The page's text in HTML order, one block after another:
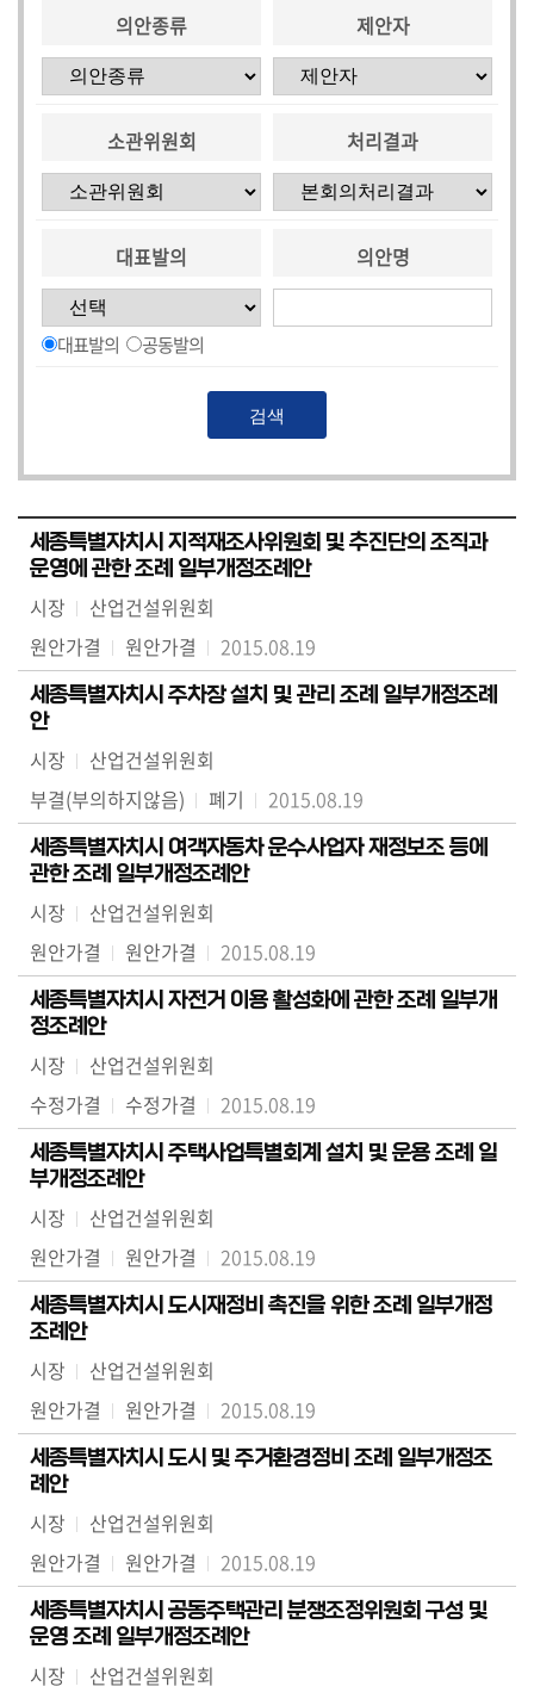
의안종류 제안자
소관위원회 처리결과
대표발의
대표발의 공동발의
의안명
세종특별자치시 지적재조사위원회 및 추진단의 조직과
운영에 관한 조례 일부개정조례안
시장
산업건설위원회
원안가결
원안가결 2015.08.19
세종특별자치시 주차장 설치 및 관리 조례 일부개정조례
안
시장
산업건설위원회
부결(부의하지않음)
폐기 2015.08.19
세종특별자치시 여객자동차 운수사업자 재정보조 등에
관한 조례 일부개정조례안
시장
산업건설위원회
원안가결
원안가결 2015.08.19
세종특별자치시 자전거 이용 활성화에 관한 조례 일부개
정조례안
시장
산업건설위원회
수정가결
수정가결 2015.08.19
세종특별자치시 주택사업특별회계 설치 및 운용 조례 일
부개정조례안
시장
산업건설위원회
원안가결
원안가결 2015.08.19
세종특별자치시 도시재정비 촉진을 위한 조례 일부개정
조례안
시장
산업건설위원회
원안가결
원안가결 2015.08.19
세종특별자치시 도시 및 주거환경정비 조례 일부개정조
례안
시장
산업건설위원회
원안가결
원안가결 2015.08.19
세종특별자치시 공동주택관리 분쟁조정위원회 구성 및
운영 조례 일부개정조례안
시장
산업건설위원회